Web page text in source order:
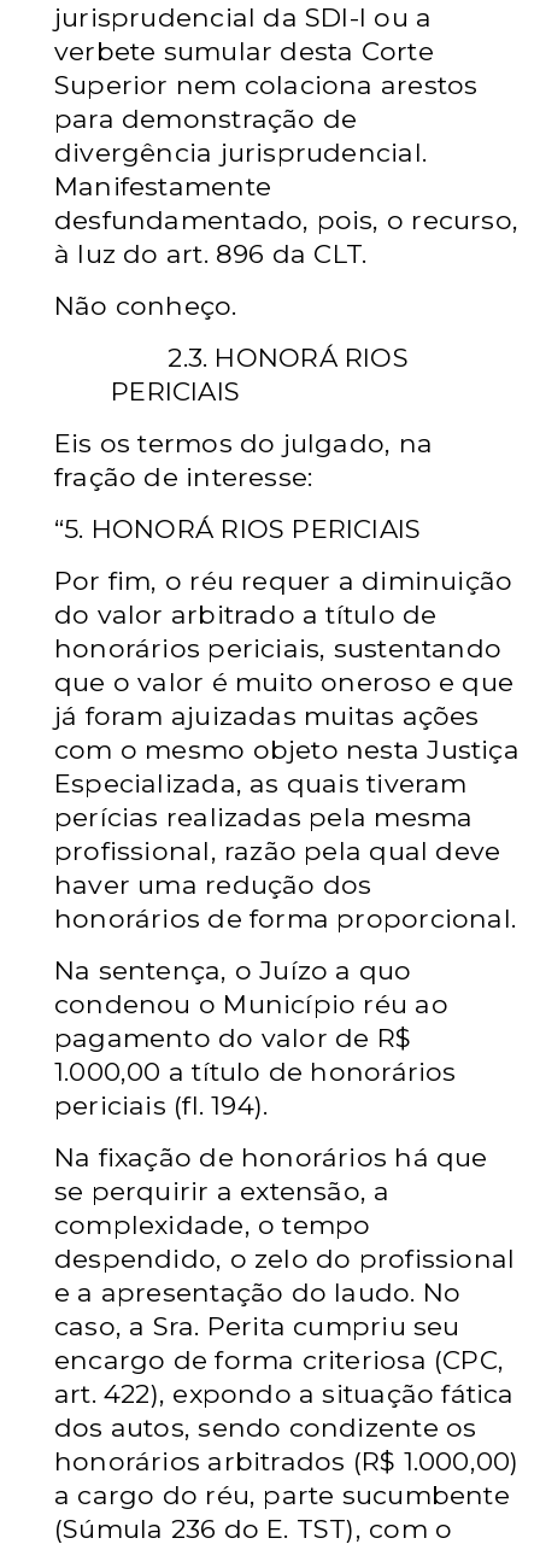
jurisprudencial da SDI-I ou a
verbete sumular desta Corte
Superior nem colaciona arestos
para demonstração de
divergência jurisprudencial.
Manifestamente
desfundamentado, pois, o recurso,
à luz do art. 896 da CLT.
Não conheço.
2.3. HONORÁ RIOS
PERICIAIS
Eis os termos do julgado, na
fração de interesse:
“5. HONORÁ RIOS PERICIAIS
Por fim, o réu requer a diminuição
do valor arbitrado a título de
honorários periciais, sustentando
que o valor é muito oneroso e que
já foram ajuizadas muitas ações
com o mesmo objeto nesta Justiça
Especializada, as quais tiveram
perícias realizadas pela mesma
profissional, razão pela qual deve
haver uma redução dos
honorários de forma proporcional.
Na sentença, o Juízo a quo
condenou o Município réu ao
pagamento do valor de R$
1.000,00 a título de honorários
periciais (fl. 194).
Na fixação de honorários há que
se perquirir a extensão, a
complexidade, o tempo
despendido, o zelo do profissional
e a apresentação do laudo. No
caso, a Sra. Perita cumpriu seu
encargo de forma criteriosa (CPC,
art. 422), expondo a situação fática
dos autos, sendo condizente os
honorários arbitrados (R$ 1.000,00)
a cargo do réu, parte sucumbente
(Súmula 236 do E. TST), com o